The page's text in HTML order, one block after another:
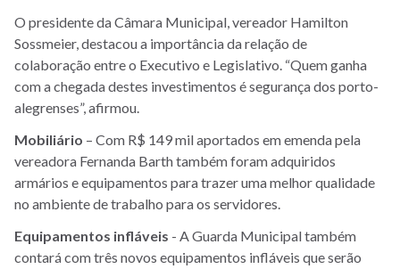
O presidente da Câmara Municipal, vereador Hamilton
Sossmeier, destacou a importância da relação de
colaboração entre o Executivo e Legislativo. “Quem ganha
com a chegada destes investimentos é segurança dos porto-
alegrenses”, afirmou.
Mobiliário – Com R$ 149 mil aportados em emenda pela
vereadora Fernanda Barth também foram adquiridos
armários e equipamentos para trazer uma melhor qualidade
no ambiente de trabalho para os servidores.
Equipamentos infláveis - A Guarda Municipal também
contará com três novos equipamentos infláveis que serão